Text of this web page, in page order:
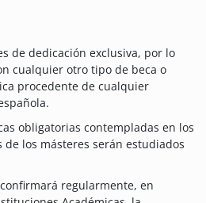
de dedicación exclusiva, por lo
cualquier otro tipo de beca o
procedente de cualquier
obligatorias contempladas en los
de los másteres serán estudiados
regularmente, en